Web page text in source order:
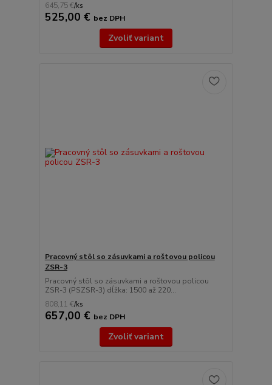
645,75 €/ks
525,00 € bez DPH
Zvoliť variant
Pracovný stôl so zásuvkami a roštovou policou
ZSR-3
Pracovný stôl so zásuvkami a roštovou policou
ZSR-3 (PSZSR-3) dĺžka: 1500 až 220...
808,11 €/ks
657,00 € bez DPH
Zvoliť variant